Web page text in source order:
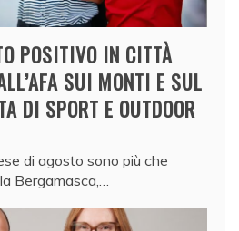
POSITIVO IN CITTÀ
SUI MONTI E SUL
DI SPORT E OUTDOOR
di agosto sono più che
Bergamasca,…